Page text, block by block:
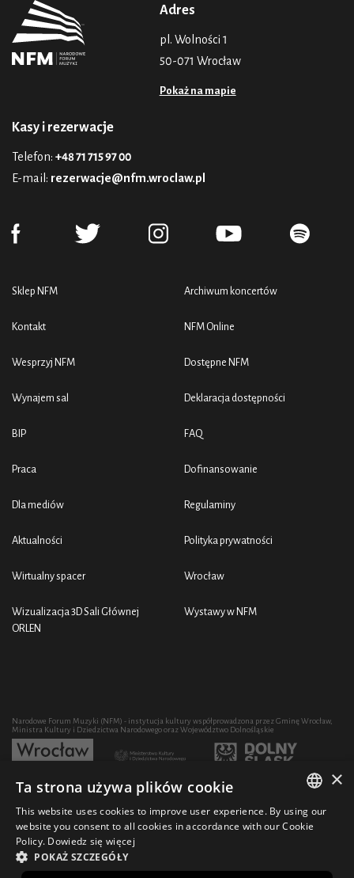
Adres
pl. Wolności 1
50-071 Wrocław
Pokaż na mapie
Kasy i rezerwacje
Telefon: +48 71 715 97 00
E-mail: rezerwacje@nfm.wroclaw.pl
Sklep NFM
Kontakt
Wesprzyj NFM
Wynajem sal
BIP
Praca
Dla mediów
Aktualności
Wirtualny spacer
Wizualizacja 3D Sali Głównej
ORLEN
Archiwum koncertów
NFM Online
Dostępne NFM
Deklaracja dostępności
FAQ
Dofinansowanie
Regulaminy
Polityka prywatności
Wrocław
Wystawy w NFM
Narodowe Forum Muzyki (NFM) - instytucja kultury współprowadzona przez Gminę Wrocław,
Ministra Kultury i Dziedzictwa Narodowego oraz Województwo Dolnośląskie
Rozwój działalności artystycznej i edukacyjnej NFM poprzez zakup sprzętu współfinansowany
POLISH
×
Ta strona używa plików cookie
This website uses cookies to improve user experience. By using our
website you consent to all cookies in accordance with our Cookie
Policy. Dowiedz się więcej
POKAŻ SZCZEGÓŁY